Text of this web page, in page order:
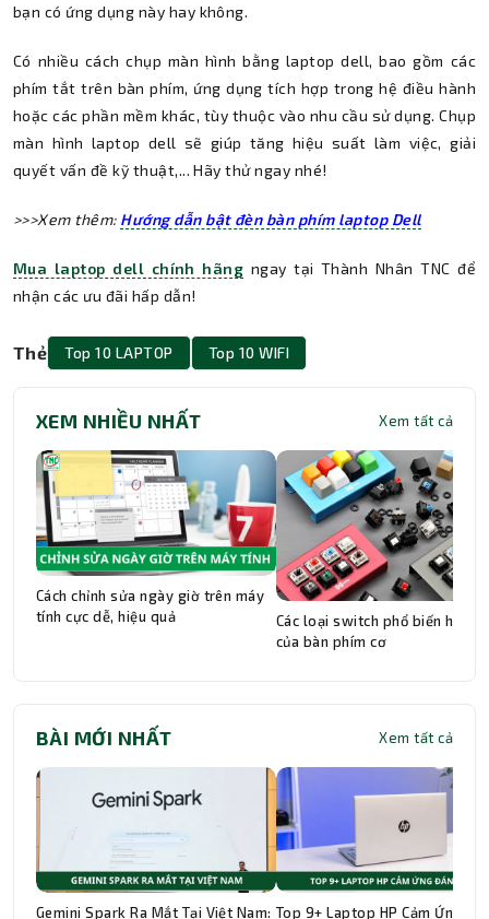
bạn có ứng dụng này hay không.
Có nhiều cách chụp màn hình bằng laptop dell, bao gồm các
phím tắt trên bàn phím, ứng dụng tích hợp trong hệ điều hành
hoặc các phần mềm khác, tùy thuộc vào nhu cầu sử dụng. Chụp
màn hình laptop dell sẽ giúp tăng hiệu suất làm việc, giải
quyết vấn đề kỹ thuật,... Hãy thử ngay nhé!
>>>Xem thêm: Hướng dẫn bật đèn bàn phím laptop Dell
Mua laptop dell chính hãng ngay tại Thành Nhân TNC để
nhận các ưu đãi hấp dẫn!
Thẻ Top 10 LAPTOP Top 10 WIFI
XEM NHIỀU NHẤT Xem tất cả
Cách chỉnh sửa ngày giờ trên máy
tính cực dễ, hiệu quả
Các loại switch phổ biến hiện
của bàn phím cơ
BÀI MỚI NHẤT Xem tất cả
Gemini Spark Ra Mắt Tại Việt Nam: Top 9+ Laptop HP Cảm Ứng